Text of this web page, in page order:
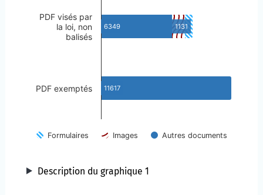
1131
6349
11617
Formulaires Images Autres documents
PDF visés par
la loi, non
balisés
PDF exemptés
Description du graphique 1